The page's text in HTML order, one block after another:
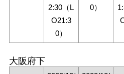
2:30（L
O21:3
0）
0）
大阪府下